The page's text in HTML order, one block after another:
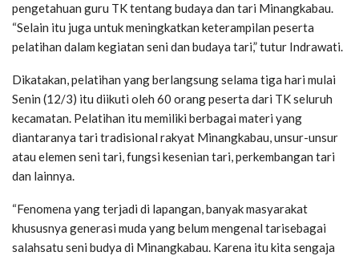
pengetahuan guru TK tentang budaya dan tari Minangkabau.
“Selain itu juga untuk meningkatkan keterampilan peserta
pelatihan dalam kegiatan seni dan budaya tari,” tutur Indrawati.
Dikatakan, pelatihan yang berlangsung selama tiga hari mulai
Senin (12/3) itu diikuti oleh 60 orang peserta dari TK seluruh
kecamatan. Pelatihan itu memiliki berbagai materi yang
diantaranya tari tradisional rakyat Minangkabau, unsur-unsur
atau elemen seni tari, fungsi kesenian tari, perkembangan tari
dan lainnya.
“Fenomena yang terjadi di lapangan, banyak masyarakat
khususnya generasi muda yang belum mengenal tarisebagai
salahsatu seni budya di Minangkabau. Karena itu kita sengaja